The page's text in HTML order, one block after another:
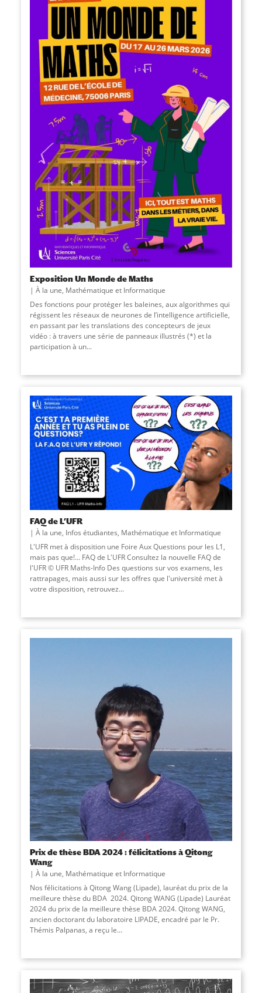
Exposition Un Monde de Maths
À la une, Mathématique et Informatique
Des fonctions pour protéger les baleines, aux algorithmes qui
régissent les réseaux de neurones de l’intelligence artificielle,
en passant par les translations des concepteurs de jeux
vidéo : à travers une série de panneaux illustrés (*) et la
participation à un...
FAQ de L’UFR
À la une, Infos étudiantes, Mathématique et Informatique
L'UFR met à disposition une Foire Aux Questions pour les L1,
mais pas que!... FAQ de L'UFR Consultez la nouvelle FAQ de
l'UFR © UFR Maths-Info Des questions sur vos examens, les
rattrapages, mais aussi sur les offres que l'université met à
votre disposition, retrouvez...
Prix de thèse BDA 2024 : félicitations à Qitong
Wang
À la une, Mathématique et Informatique
Nos félicitations à Qitong Wang (Lipade), lauréat du prix de la
meilleure thèse du BDA 2024. Qitong WANG (Lipade) Lauréat
2024 du prix de la meilleure thèse BDA 2024. Qitong WANG,
ancien doctorant du laboratoire LIPADE, encadré par le Pr.
Thémis Palpanas, a reçu le...